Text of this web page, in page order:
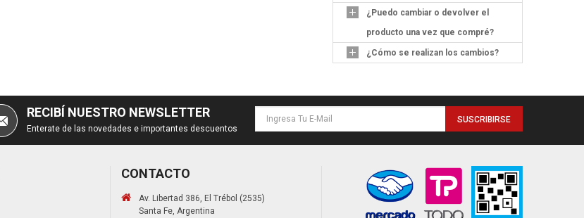
¿Puedo cambiar o devolver el
producto una vez que compré?
¿Cómo se realizan los cambios?
RECIBÍ NUESTRO NEWSLETTER
Enterate de las novedades e importantes descuentos
SUSCRIBIRSE
CONTACTO
Av. Libertad 386, El Trébol (2535)
Santa Fe, Argentina